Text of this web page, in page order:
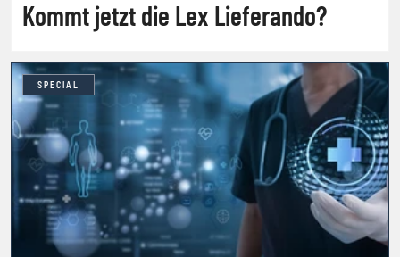
Kommt jetzt die Lex Lieferando?
SPECIAL